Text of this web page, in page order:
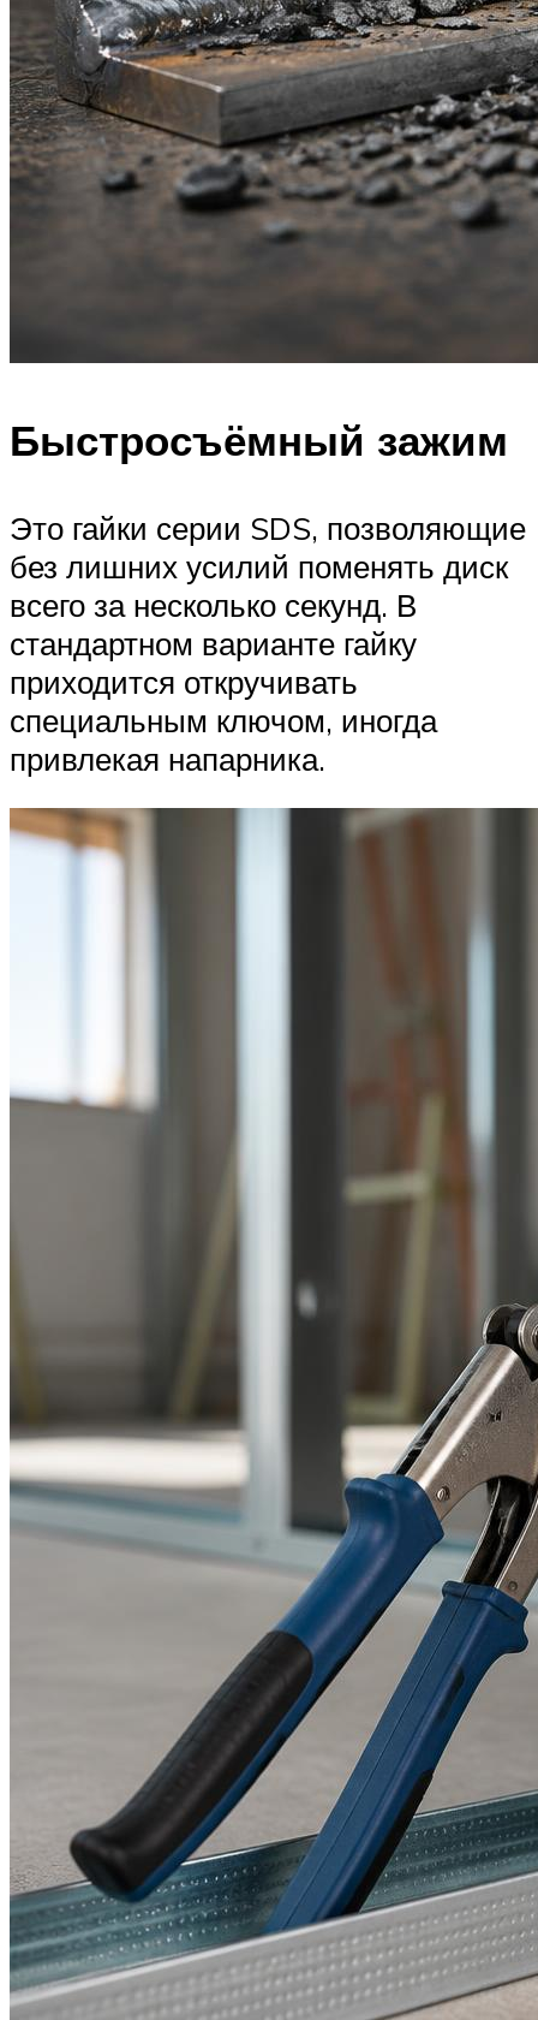
Быстросъёмный зажим
Это гайки серии SDS, позволяющие
без лишних усилий поменять диск
всего за несколько секунд. В
стандартном варианте гайку
приходится откручивать
специальным ключом, иногда
привлекая напарника.